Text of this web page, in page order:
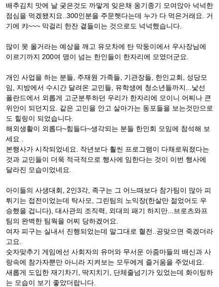
배추김치 맛에 날 궂은것도 까맣게 잊은채 옹기종기 모여앉아 넉넉한
점심을 먹겠됐지요..300인분을 주문햇다는데 누가 다 먹은거래요. 거
기에 캬~~~ 막걸리 한잔 곁들이는 것으로도 넉넉했습니다.
많이 못 올거라는 예상을 깨고 유모차에 탄 막둥이에서 우사장님에
이르기까지 200여 명이 넘는 한인들이 한자리에 모였더군요.
개인 사업을 하는 분들, 주재원 가족들, 기관장들, 한인교회, 성당모
임, 지방에서 수시간 달려온 교민들, 유학생에 청소년들까지...낯선
폴란드에서 외롭게 고군분투하던 우리가 한자리에 모이니 어찌나 큰
위안이 되던지요. 같은 고민을 안고 살아가는 동포들을 보는것만으로
도 힐링이 되었습니다.
해외생활이 외롭다~힘들다~생각되는 분들 한인회 모임에 참석해 보
세요 .
본행사가 시작되었네요. 작년보다 훨씬 프로그램이 다채로워졌다는
것과 교민들이 더욱 적극적으로 행사에 임한다는 것이 이번 행사에
달라진 모습이었네요.
아이들의 사생대회, 2인3각, 족구는 그 어느때보다 참가팀이 많아 피
튀기는 접전이었는데 탁사모, 그린팀의 노익장(한살만 젊었어도 우
승했을 겁니다), 대사관의 조직력, 외대의 패기 하지만...브로츠와프
팀의 완벽한 팀웍을 어찌 당하겠어요.
여자 피구는 실내서 진행되었는데 말그대로 혈전..공맞으면 죽겠더라
고요.
숫자맞추기 게임에선 사회자의 유머와 무서운 아줌마들의 배신과 사
랑속에 참가자뿐만 아니라 지켜보는 모두에게 즐거움을 주었네요.
새롭게 도입한 재기차기, 딱지치기, 단체줄넘기가 있었는데 화이팅하
는 모습이 보기 좋았더랍니다.